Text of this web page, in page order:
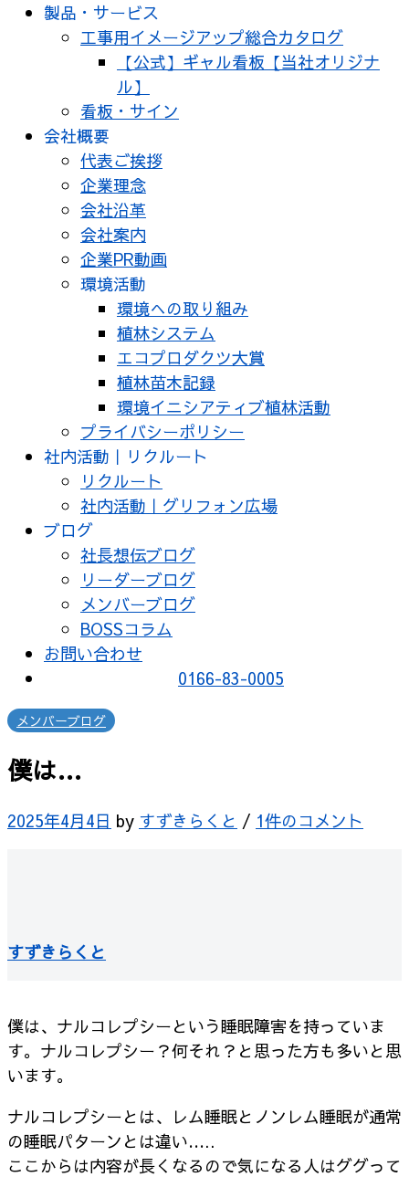
製品・サービス
工事用イメージアップ総合カタログ
【公式】ギャル看板【当社オリジナ
ル】
看板・サイン
会社概要
代表ご挨拶
企業理念
会社沿革
会社案内
企業PR動画
環境活動
環境への取り組み
植林システム
エコプロダクツ大賞
植林苗木記録
環境イニシアティブ植林活動
プライバシーポリシー
社内活動｜リクルート
リクルート
社内活動｜グリフォン広場
ブログ
社長想伝ブログ
リーダーブログ
メンバーブログ
BOSSコラム
お問い合わせ
0166-83-0005
メンバーブログ
僕は…
2025年4月4日 by すずきらくと / 1件のコメント
すずきらくと
僕は、ナルコレプシーという睡眠障害を持っていま
す。ナルコレプシー？何それ？と思った方も多いと思
います。
ナルコレプシーとは、レム睡眠とノンレム睡眠が通常
の睡眠パターンとは違い…..
ここからは内容が長くなるので気になる人はググって